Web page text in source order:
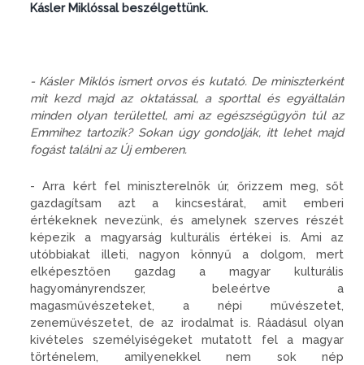
Kásler Miklóssal beszélgettünk.
- Kásler Miklós ismert orvos és kutató. De miniszterként
mit kezd majd az oktatással, a sporttal és egyáltalán
minden olyan területtel, ami az egészségügyön túl az
Emmihez tartozik? Sokan úgy gondolják, itt lehet majd
fogást találni az Új emberen.
- Arra kért fel miniszterelnök úr, őrizzem meg, sőt
gazdagítsam azt a kincsestárat, amit emberi
értékeknek nevezünk, és amelynek szerves részét
képezik a magyarság kulturális értékei is. Ami az
utóbbiakat illeti, nagyon könnyű a dolgom, mert
elképesztően gazdag a magyar kulturális
hagyományrendszer, beleértve a
magasművészeteket, a népi művészetet,
zeneművészetet, de az irodalmat is. Ráadásul olyan
kivételes személyiségeket mutatott fel a magyar
történelem, amilyenekkel nem sok nép